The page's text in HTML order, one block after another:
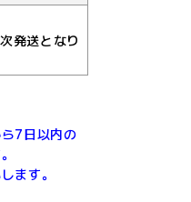
発送となり
7日以内の
ます。